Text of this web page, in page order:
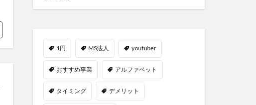
1円 MS法人 youtuber
おすすめ事業 アルファベット
タイミング デメリット